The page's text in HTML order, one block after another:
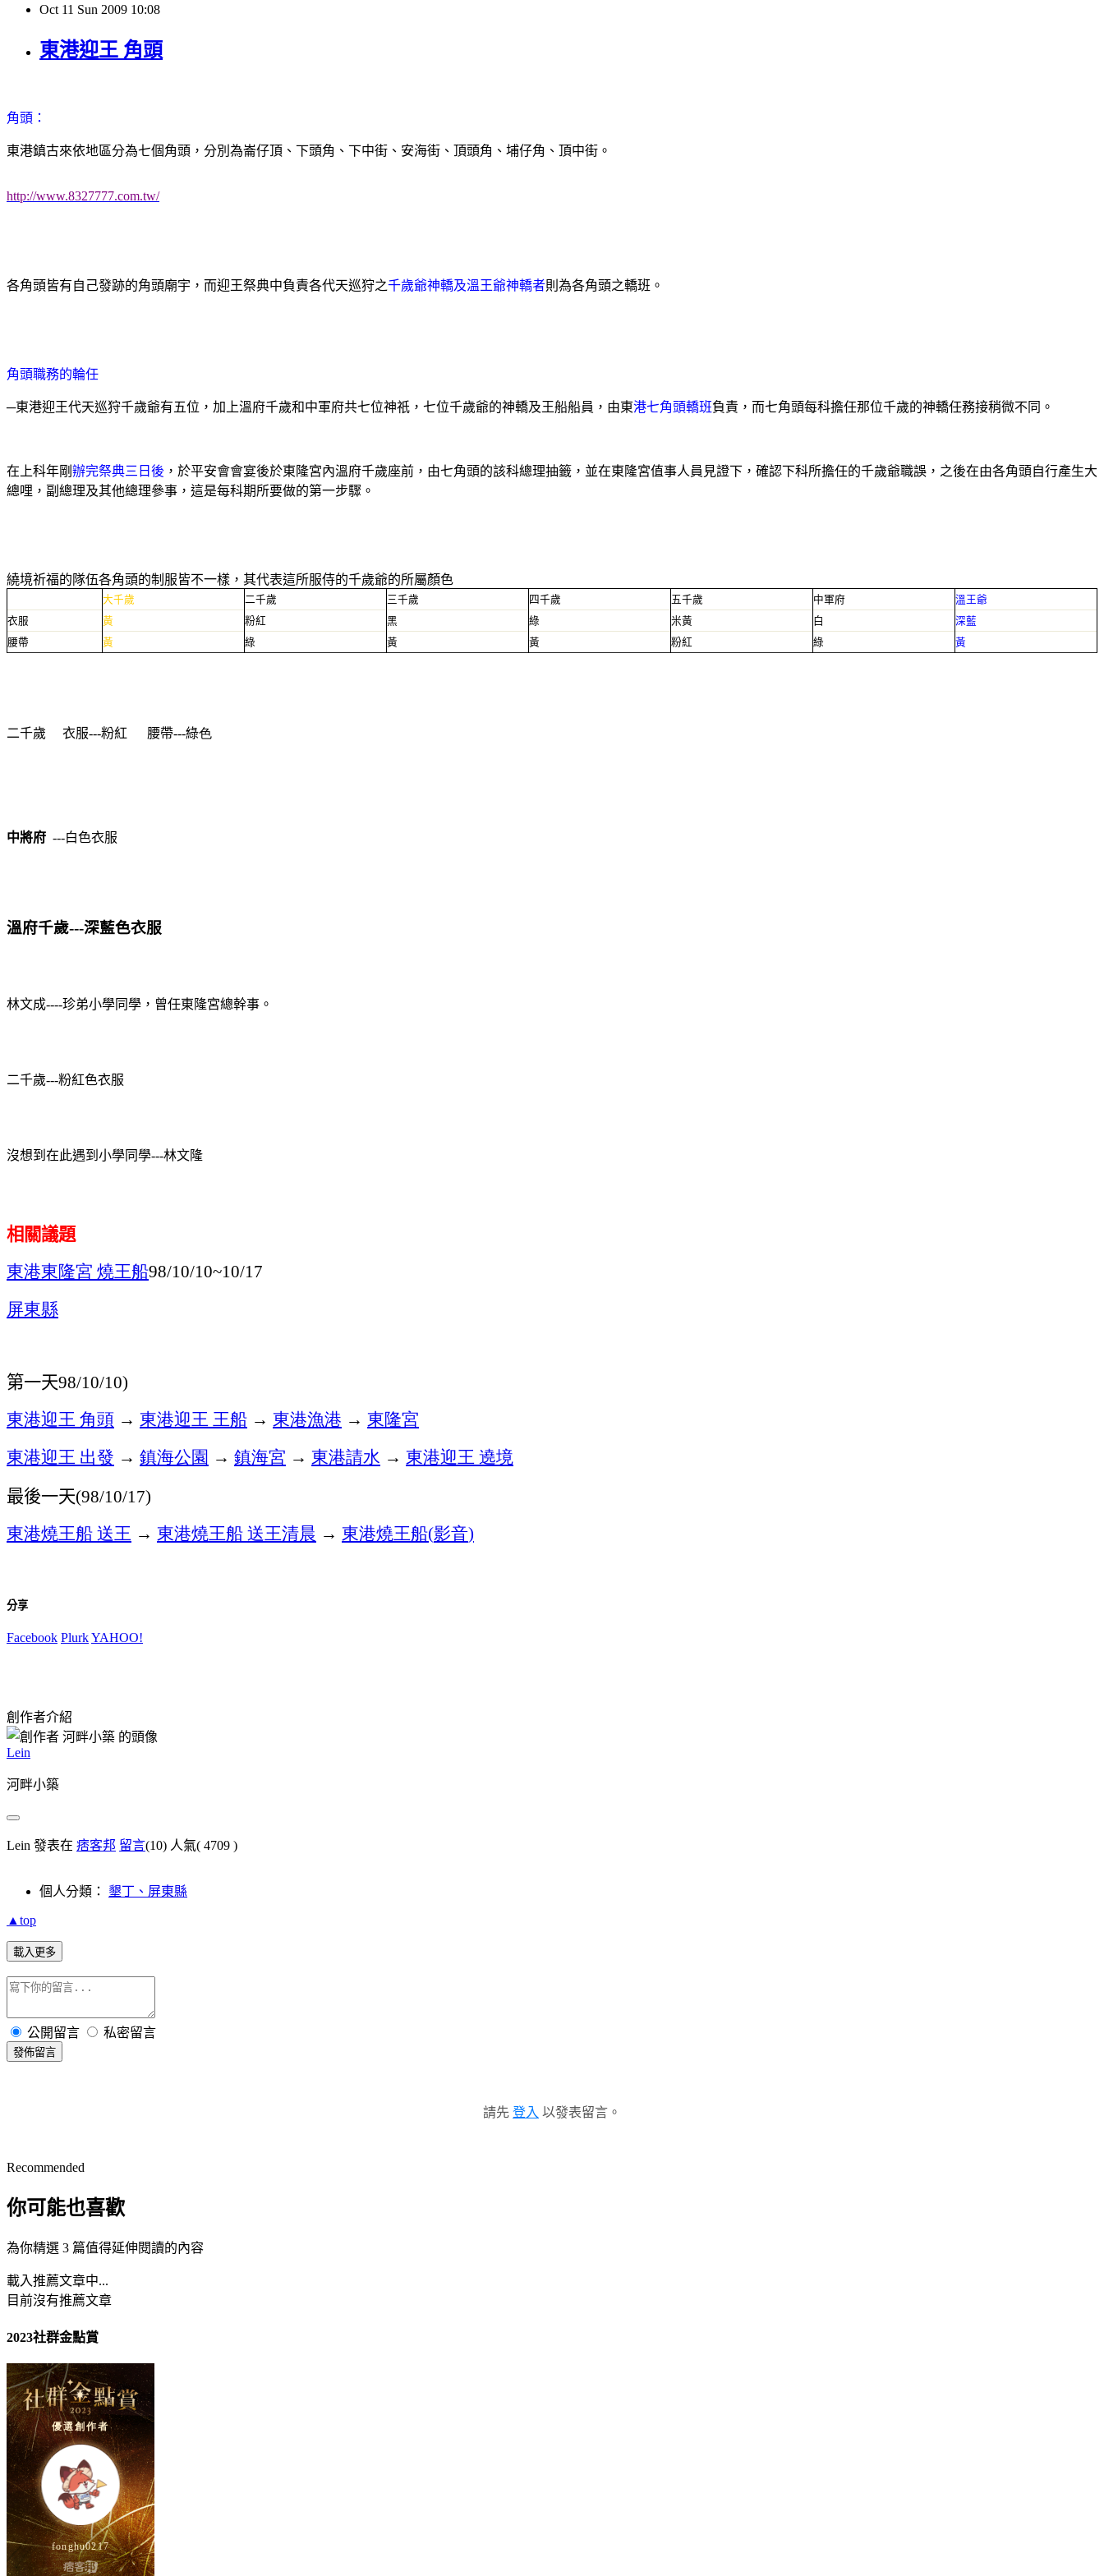
Oct 11 Sun 2009 10:08
東港迎王 角頭
角頭：
東港鎮古來依地區分為七個角頭，分別為崙仔頂、下頭角、下中街、安海街、頂頭角、埔仔角、頂中街。
http://www.8327777.com.tw/
各角頭皆有自己發跡的角頭廟宇，而迎王祭典中負責各代天巡狩之千歲爺神轎及溫王爺神轎者則為各角頭之轎班。
角頭職務的輪任
─東港迎王代天巡狩千歲爺有五位，加上溫府千歲和中軍府共七位神祇，七位千歲爺的神轎及王船船員，由東港七角頭轎班負責，而七角頭每科擔任那位千歲的神轎任務接稍微不同。
在上科年剛辦完祭典三日後 ，於平安會會宴後於東隆宮內溫府千歲座前，由七角頭的該科總理抽籤，並在東隆宮值事人員見證下，確認下科所擔任的千歲爺職誤，之後在由各角頭自行產生大
總哩，副總理及其他總理參事，這是每科期所要做的第一步驟。
繞境祈福的隊伍各角頭的制服皆不一樣，其代表這所服侍的千歲爺的所屬顏色
大千歲 二千歲 三千歲 四千歲 五千歲 中軍府
溫王爺
衣服
黃 粉紅 黑 綠 米黃 白
深藍
腰帶
黃 綠 黃 黃 粉紅 綠 黃
二千歲 衣服---粉紅 腰帶---綠色
中將府 ---白色衣服
溫府千歲---深藍色衣服
林文成----珍弟小學同學，曾任東隆宮總幹事。
二千歲---粉紅色衣服
沒想到在此遇到小學同學---林文隆
相關議題
東港東隆宮 燒王船98/10/10~10/17
屏東縣
第一天98/10/10)
東港迎王 角頭 → 東港迎王 王船 → 東港漁港 → 東隆宮
東港迎王 出發 → 鎮海公園 → 鎮海宮 → 東港請水 → 東港迎王 遶境
最後一天(98/10/17)
東港燒王船送王 → 東港燒王船送王清晨 → 東港燒王船(影音)
分享
Facebook PlurkYAHOO!
創作者介紹
Lein
河畔小築
Lein 發表在 痞客邦 留言(10) 人氣( 4709 )
個人分類： 墾丁、屏東縣
▲top
載入更多
公開留言 私密留言
發佈留言
請先 登入 以發表留言。
Recommended
你可能也喜歡
為你精選 3 篇值得延伸閱讀的內容
載入推薦文章中...
目前沒有推薦文章
2023社群金點賞